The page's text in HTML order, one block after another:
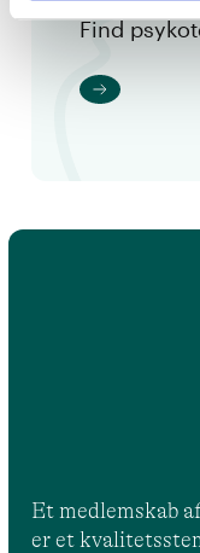
Find
Et medlemskab
er et